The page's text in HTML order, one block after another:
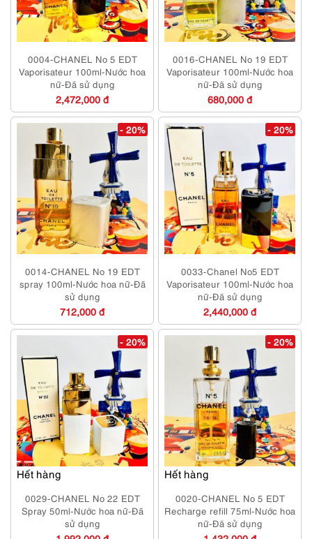
0004-CHANEL No 5 EDT
Vaporisateur 100ml-Nước hoa
nữ-Đã sử dụng
2,472,000 đ
0016-CHANEL No 19 EDT
Vaporisateur 100ml-Nước hoa
nữ-Đã sử dụng
680,000 đ
- 20%
0014-CHANEL No 19 EDT
spray 100ml-Nước hoa nữ-Đã
sử dụng
712,000 đ
- 20%
0033-Chanel No5 EDT
Vaporisateur 100ml-Nước hoa
nữ-Đã sử dụng
2,440,000 đ
Hết hàng
- 20%
0029-CHANEL No 22 EDT
Spray 50ml-Nước hoa nữ-Đã
sử dụng
Hết hàng
- 20%
0020-CHANEL No 5 EDT
Recharge refill 75ml-Nước hoa
nữ-Đã sử dụng